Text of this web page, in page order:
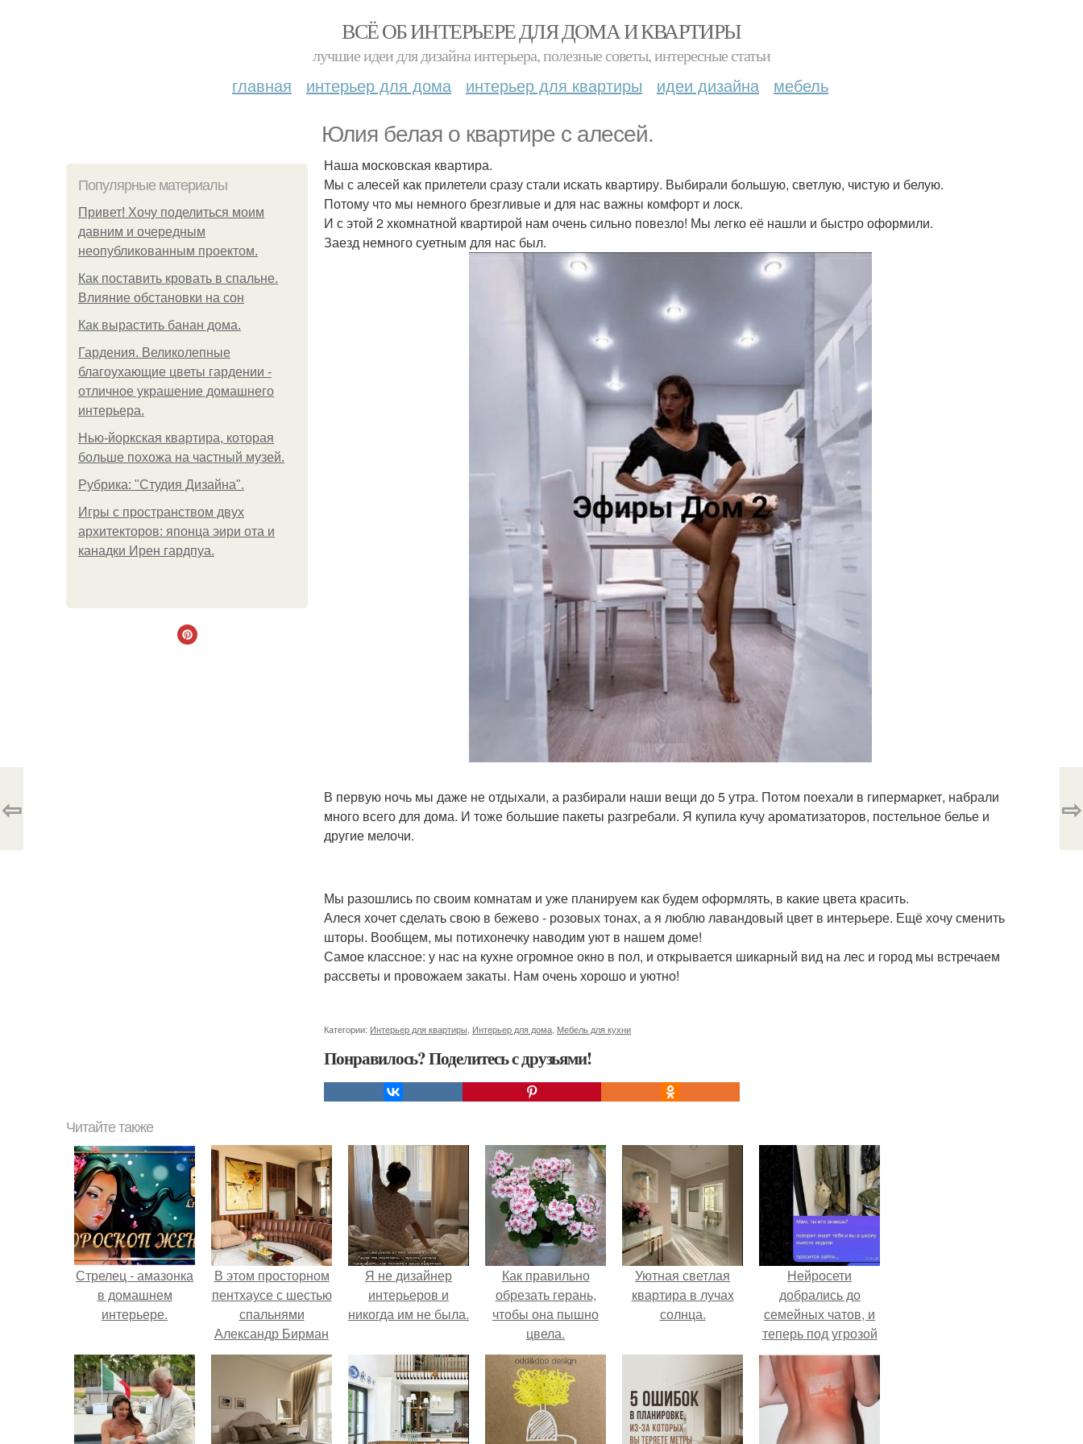
ВСЁ ОБ ИНТЕРЬЕРЕ ДЛЯ ДОМА И КВАРТИРЫ
лучшие идеи для дизайна интерьера, полезные советы, интересные статьи
главная интерьер для дома интерьер для квартиры идеи дизайна мебель
Юлия белая о квартире с алесей.
Популярные материалы
Привет! Хочу поделиться моим
давним и очередным
неопубликованным проектом.
Как поставить кровать в спальне.
Влияние обстановки на сон
Как вырастить банан дома.
Гардения. Великолепные
благоухающие цветы гардении -
отличное украшение домашнего
интерьера.
Нью-йоркская квартира, которая
больше похожа на частный музей.
Рубрика: "Студия Дизайна".
Игры с пространством двух
архитекторов: японца эири ота и
канадки Ирен гардпуа.
Наша московская квартира.
Мы с алесей как прилетели сразу стали искать квартиру. Выбирали большую, светлую, чистую и белую.
Потому что мы немного брезгливые и для нас важны комфорт и лоск.
И с этой 2 хкомнатной квартирой нам очень сильно повезло! Мы легко её нашли и быстро оформили.
Заезд немного суетным для нас был.
В первую ночь мы даже не отдыхали, а разбирали наши вещи до 5 утра. Потом поехали в гипермаркет, набрали
много всего для дома. И тоже большие пакеты разгребали. Я купила кучу ароматизаторов, постельное белье и
другие мелочи.
Мы разошлись по своим комнатам и уже планируем как будем оформлять, в какие цвета красить.
Алеся хочет сделать свою в бежево - розовых тонах, а я люблю лавандовый цвет в интерьере. Ещё хочу сменить
шторы. Вообщем, мы потихонечку наводим уют в нашем доме!
Самое классное: у нас на кухне огромное окно в пол, и открывается шикарный вид на лес и город мы встречаем
рассветы и провожаем закаты. Нам очень хорошо и уютно!
Категории: Интерьер для квартиры Интерьер для дома Мебель для кухни
Понравилось? Поделитесь с друзьями!
⇦ ⇨
Читайте также
Стрелец - амазонка
в домашнем
интерьере.
В этом просторном
пентхаусе с шестью
спальнями
Александр Бирман
живет со своей
семьей.
Я не дизайнер
интерьеров и
никогда им не была.
Как правильно
обрезать герань,
чтобы она пышно
цвела.
Уютная светлая
квартира в лучах
солнца.
Нейросети
добрались до
семейных чатов, и
теперь под угрозой
мамины нервы.